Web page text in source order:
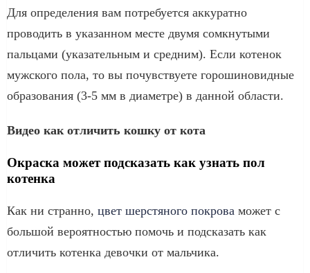
Для определения вам потребуется аккуратно
проводить в указанном месте двумя сомкнутыми
пальцами (указательным и средним). Если котенок
мужского пола, то вы почувствуете горошиновидные
образования (3-5 мм в диаметре) в данной области.
Видео как отличить кошку от кота
Окраска может подсказать как узнать пол
котенка
Как ни странно, цвет шерстяного покрова может с
большой вероятностью помочь и подсказать как
отличить котенка девочки от мальчика.